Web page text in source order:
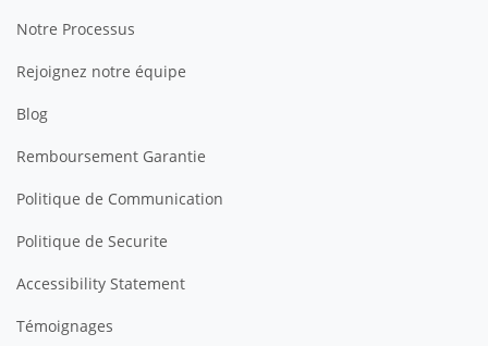
Notre Processus
Rejoignez notre équipe
Blog
Remboursement Garantie
Politique de Communication
Politique de Securite
Accessibility Statement
Témoignages